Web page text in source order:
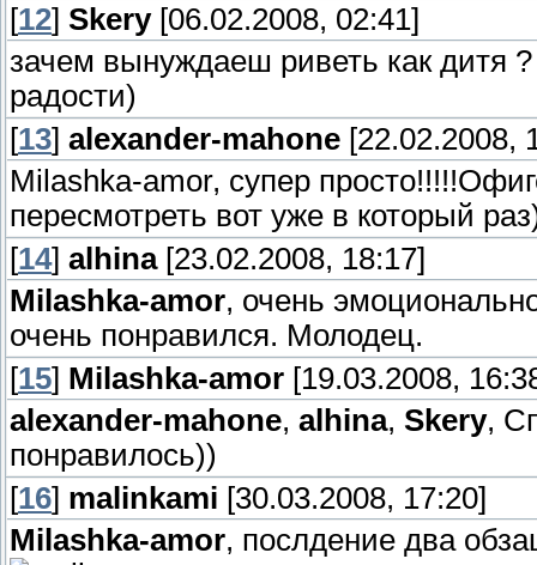
[12] Skery[06.02.2008, 02:41]
зачем вынуждаеш риветь как дитя
радости)
[13] alexander-mahone [22.02.2008,
Milashka-amor, супер
пересмотреть вот уже в который
[14] alhina[23.02.2008, 18:17]
Milashka-amor, очень
очень понравился. Молодец.
[15] Milashka-amor [19.03.2008,
alexander-mahone, alhina, Skery,
понравилось))
[16] malinkami [30.03.2008, 17:20]
Milashka-amor, послдение два